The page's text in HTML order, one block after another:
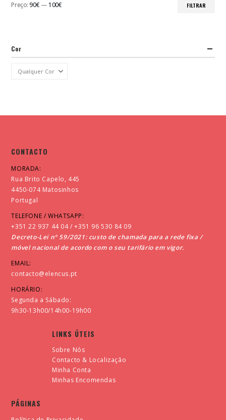
Preço
Preço
FILTRAR
Preço:90€ —100€
Cor
CONTACTO
MORADA:
Rua Brito Capelo, 445
4450-074 Matosinhos
Portugal
TELEFONE / WHATSAPP:
+351 22 937 44 04 / +351 96 530 84 09
Decreto-Lei nº 59/2021: custo de chamada para a rede fixa /
móvel nacional de acordo com o seu tarifário em vigor.
EMAIL:
contacto@elencus.pt
HORÁRIO:
Segunda a Sábado:
9h30-13h00/14h00-19h00
LINKS ÚTEIS
Sobre Nós
Contacto & Localização
Minha Conta
Minhas Encomendas
PÁGINAS